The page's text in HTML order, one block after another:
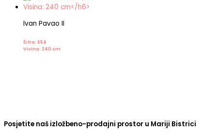
Ivan Pavao II
Šifra: 654
Visina: 240 cm
Posjetite naš izložbeno-prodajni prostor u Mariji Bistrici